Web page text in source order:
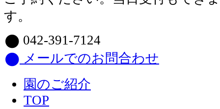
す。
042-391-7124
メールでのお問合わせ
園のご紹介
TOP